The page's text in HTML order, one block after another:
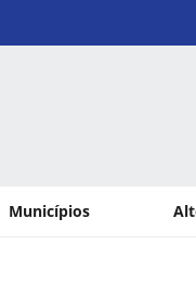
Municípios